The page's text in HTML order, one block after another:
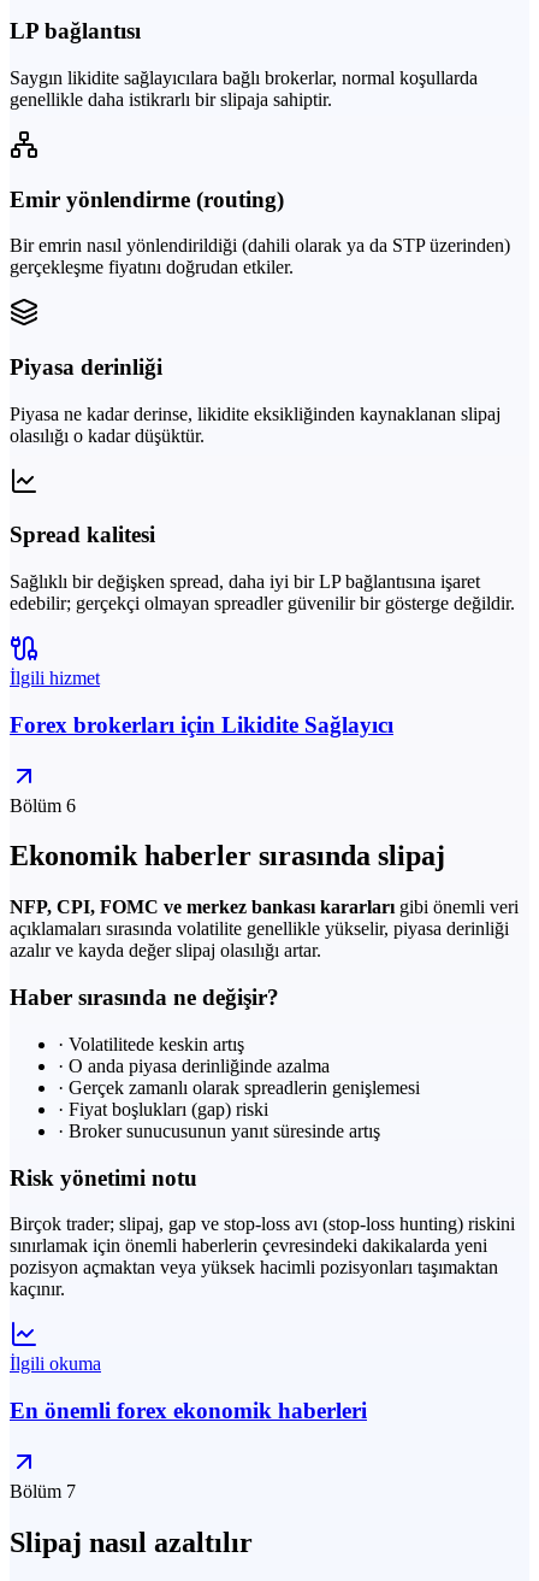
LP bağlantısı
Saygın likidite sağlayıcılara bağlı brokerlar, normal koşullarda
genellikle daha istikrarlı bir slipaja sahiptir.
Emir yönlendirme (routing)
Bir emrin nasıl yönlendirildiği (dahili olarak ya da STP üzerinden)
gerçekleşme fiyatını doğrudan etkiler.
Piyasa derinliği
Piyasa ne kadar derinse, likidite eksikliğinden kaynaklanan slipaj
olasılığı o kadar düşüktür.
Spread kalitesi
Sağlıklı bir değişken spread, daha iyi bir LP bağlantısına işaret
edebilir; gerçekçi olmayan spreadler güvenilir bir gösterge değildir.
İlgili hizmet
Forex brokerları için Likidite Sağlayıcı
Bölüm 6
Ekonomik haberler sırasında slipaj
NFP, CPI, FOMC ve merkez bankası kararları gibi önemli veri
açıklamaları sırasında volatilite genellikle yükselir, piyasa derinliği
azalır ve kayda değer slipaj olasılığı artar.
Haber sırasında ne değişir?
· Volatilitede keskin artış
· O anda piyasa derinliğinde azalma
· Gerçek zamanlı olarak spreadlerin genişlemesi
· Fiyat boşlukları (gap) riski
· Broker sunucusunun yanıt süresinde artış
Risk yönetimi notu
Birçok trader; slipaj, gap ve stop-loss avı (stop-loss hunting) riskini
sınırlamak için önemli haberlerin çevresindeki dakikalarda yeni
pozisyon açmaktan veya yüksek hacimli pozisyonları taşımaktan
kaçınır.
İlgili okuma
En önemli forex ekonomik haberleri
Bölüm 7
Slipaj nasıl azaltılır